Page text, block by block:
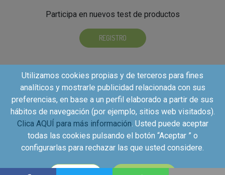
Participa en nuevos test de productos
REGISTRO
Copyright©2026 - Kuvut - All rights reserved, Calle Iriarte
Utilizamos cookies propias y de terceros para fines
analíticos y mostrarle publicidad relacionada con sus
preferencias, en base a un perfil elaborado a partir de sus
hábitos de navegación (por ejemplo, sitios web visitados).
Clica AQUÍ para más información. Usted puede aceptar
todas las cookies pulsando el botón “Aceptar ” o
configurarlas para rechazar las que usted considere.